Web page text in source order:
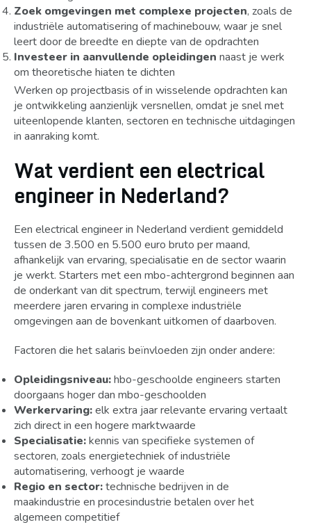
Zoek omgevingen met complexe projecten, zoals de
industriële automatisering of machinebouw, waar je snel
leert door de breedte en diepte van de opdrachten
Investeer in aanvullende opleidingen naast je werk
om theoretische hiaten te dichten
Werken op projectbasis of in wisselende opdrachten kan
je ontwikkeling aanzienlijk versnellen, omdat je snel met
uiteenlopende klanten, sectoren en technische uitdagingen
in aanraking komt.
Wat verdient een electrical
engineer in Nederland?
Een electrical engineer in Nederland verdient gemiddeld
tussen de 3.500 en 5.500 euro bruto per maand,
afhankelijk van ervaring, specialisatie en de sector waarin
je werkt. Starters met een mbo-achtergrond beginnen aan
de onderkant van dit spectrum, terwijl engineers met
meerdere jaren ervaring in complexe industriële
omgevingen aan de bovenkant uitkomen of daarboven.
Factoren die het salaris beïnvloeden zijn onder andere:
Opleidingsniveau:hbo-geschoolde engineers starten
doorgaans hoger dan mbo-geschoolden
Werkervaring:elk extra jaar relevante ervaring vertaalt
zich direct in een hogere marktwaarde
Specialisatie:kennis van specifieke systemen of
sectoren, zoals energietechniek of industriële
automatisering, verhoogt je waarde
Regio en sector:technische bedrijven in de
maakindustrie en procesindustrie betalen over het
algemeen competitief